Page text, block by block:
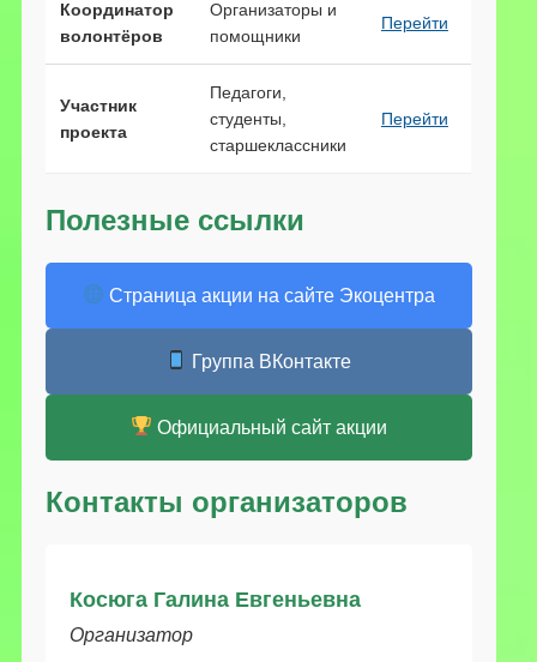
Координатор
волонтёров
Организаторы и
помощники
Перейти
Участник
проекта
Педагоги,
студенты,
старшеклассники
Перейти
Полезные ссылки
Страница акции на сайте Экоцентра
Группа ВКонтакте
Официальный сайт акции
Контакты организаторов
Косюга Галина Евгеньевна
Организатор